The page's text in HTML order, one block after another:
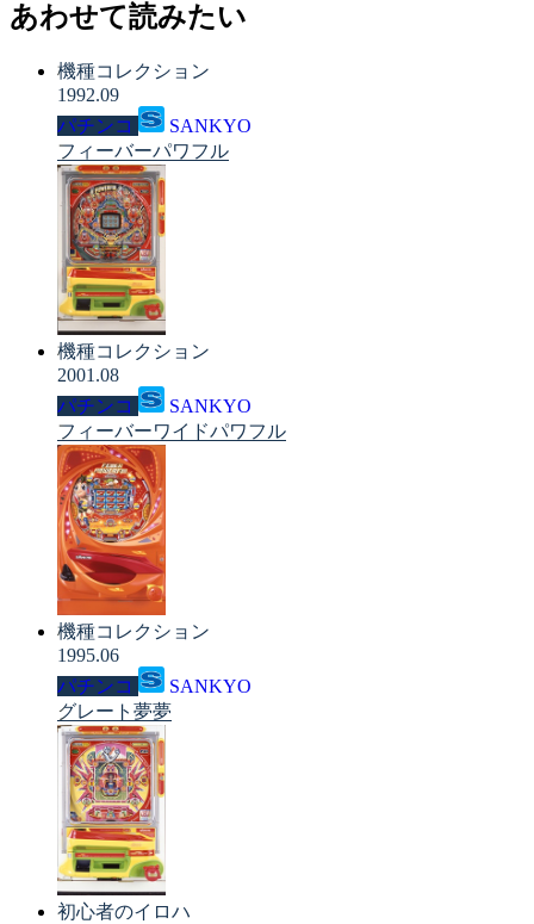
あわせて読みたい
機種コレクション
1992.09
パチンコ
SANKYO
フィーバーパワフル
機種コレクション
2001.08
パチンコ
SANKYO
フィーバーワイドパワフル
機種コレクション
1995.06
パチンコ
SANKYO
グレート夢夢
初心者のイロハ